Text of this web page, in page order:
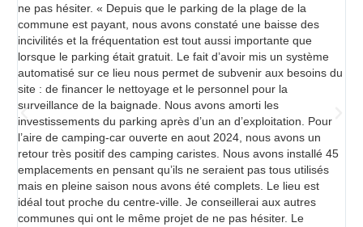
ne pas hésiter. « Depuis que le parking de la plage de la
commune est payant, nous avons constaté une baisse des
incivilités et la fréquentation est tout aussi importante que
lorsque le parking était gratuit. Le fait d’avoir mis un système
automatisé sur ce lieu nous permet de subvenir aux besoins du
site : de financer le nettoyage et le personnel pour la
surveillance de la baignade. Nous avons amorti les
investissements du parking après d’un an d’exploitation. Pour
l’aire de camping-car ouverte en aout 2024, nous avons un
retour très positif des camping caristes. Nous avons installé 45
emplacements en pensant qu’ils ne seraient pas tous utilisés
mais en pleine saison nous avons été complets. Le lieu est
idéal tout proche du centre-ville. Je conseillerai aux autres
communes qui ont le même projet de ne pas hésiter. Le